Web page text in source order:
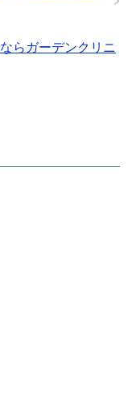
らガーデンクリニ